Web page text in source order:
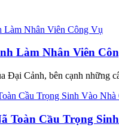
Làm Nhân Viên
Đại Cảnh, bên cạnh những
Toàn Cầu Trọng